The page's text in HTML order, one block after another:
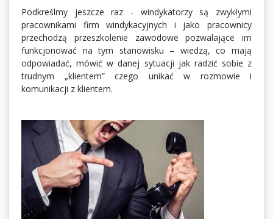
Podkreślmy jeszcze raz - windykatorzy są zwykłymi
pracownikami firm windykacyjnych i jako pracownicy
przechodzą przeszkolenie zawodowe pozwalające im
funkcjonować na tym stanowisku – wiedzą, co mają
odpowiadać, mówić w danej sytuacji jak radzić sobie z
trudnym „klientem” czego unikać w rozmowie i
komunikacji z klientem.